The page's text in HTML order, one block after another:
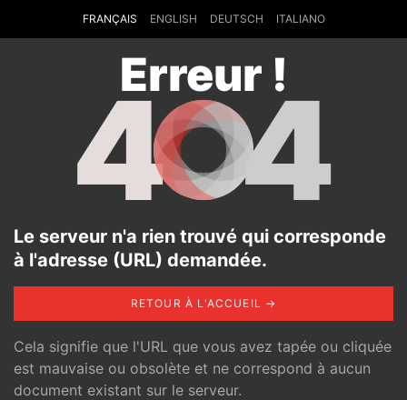
FRANÇAIS ENGLISH DEUTSCH ITALIANO
Erreur !
4 4
Le serveur n'a rien trouvé qui corresponde
à l'adresse (URL) demandée.
RETOUR À L'ACCUEIL →
Cela signifie que l'URL que vous avez tapée ou cliquée
est mauvaise ou obsolète et ne correspond à aucun
document existant sur le serveur.